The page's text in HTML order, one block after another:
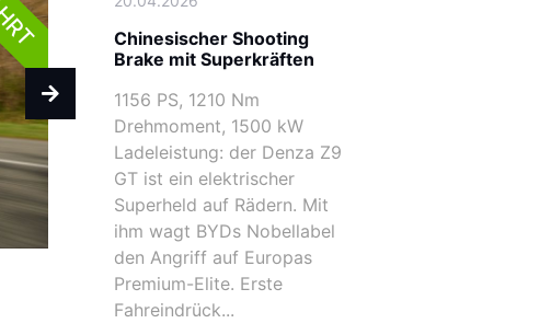
Chinesischer Shooting
Brake mit Superkräften
1156 PS, 1210 Nm
Drehmoment, 1500 kW
Ladeleistung: der Denza Z9
GT ist ein elektrischer
Superheld auf Rädern. Mit
ihm wagt BYDs Nobellabel
den Angriff auf Europas
Premium-Elite. Erste
Fahreindrück...